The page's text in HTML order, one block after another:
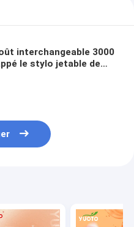
interchangeable 3000
le stylo jetable de